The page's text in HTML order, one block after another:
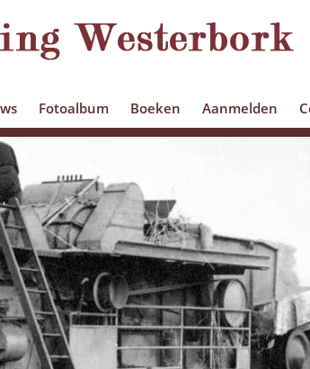
Fotoalbum Boeken Aanmelden